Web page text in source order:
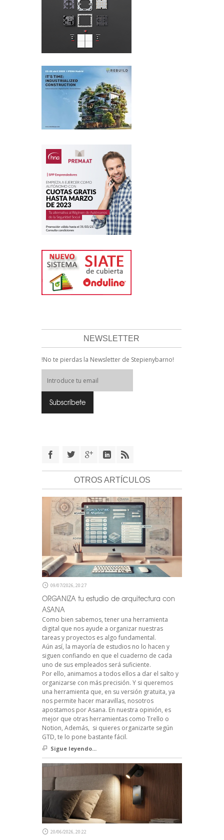
NEWSLETTER
!No te pierdas la Newsletter de Stepienybarno!
OTROS ARTÍCULOS
09/07/2026, 20:27
ORGANIZA tu estudio de arquitectura con
ASANA
Como bien sabemos, tener una herramienta
digital que nos ayude a organizar nuestras
tareas y proyectos es algo fundamental.
Aún así, la mayoría de estudios no lo hacen y
siguen confiando en que el cuaderno de cada
uno de sus empleados será suficiente.
Por ello, animamos a todos ellos a dar el salto y
organizarse con más precisión. Y si queremos
una herramienta que, en su versión gratuita, ya
nos permite hacer maravillas, nosotros
apostamos por Asana. En nuestra opinión, es
mejor que otras herramientas como Trello o
Notion, Además, si quieres organizarte según
GTD, te lo pone bastante fácil.
Sigue leyendo...
20/06/2026, 20:22